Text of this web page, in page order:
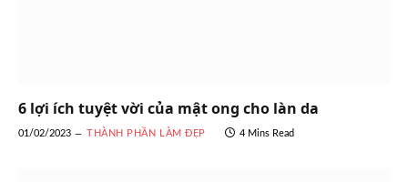
6 lợi ích tuyệt vời của mật ong cho làn da
01/02/2023 THÀNH PHẦN LÀM ĐẸP 4 Mins Read